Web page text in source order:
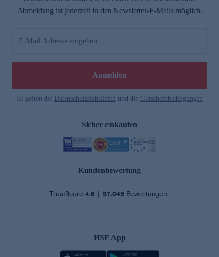
Abmeldung ist jederzeit in den Newsletter-E-Mails möglich.
E-Mail-Adresse eingeben
Anmelden
Es gelten die Datenschutzrichtlinien und die Gutscheinbedingungen
Sicher einkaufen
Kundenbewertung
HSE App